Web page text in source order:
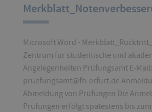
Microsoft Word -
Zentrum für studentische und
Angelegenheiten Prüfungsamt E-Mail:
pruefungsamt@fh-erfurt.de
Abmeldung von Prüfungen Die
Prüfungen erfolgt spätestens bis